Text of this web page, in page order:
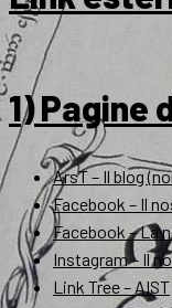
1) Pagine
ArsT – Il blog
Facebook – Il
Facebook – La
Instagram – Il
Link Tree – AIST